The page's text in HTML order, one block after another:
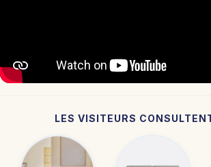
LES VISITEURS